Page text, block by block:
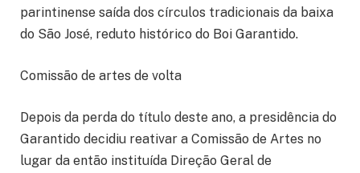
parintinense saída dos círculos tradicionais da baixa
do São José, reduto histórico do Boi Garantido.
Comissão de artes de volta
Depois da perda do título deste ano, a presidência do
Garantido decidiu reativar a Comissão de Artes no
lugar da então instituída Direção Geral de